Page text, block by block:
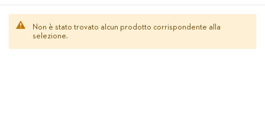
Non è stato trovato alcun prodotto corrispondente alla
selezione.